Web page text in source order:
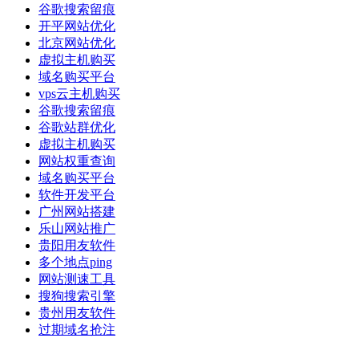
谷歌搜索留痕
开平网站优化
北京网站优化
虚拟主机购买
域名购买平台
vps云主机购买
谷歌搜索留痕
谷歌站群优化
虚拟主机购买
网站权重查询
域名购买平台
软件开发平台
广州网站搭建
乐山网站推广
贵阳用友软件
多个地点ping
网站测速工具
搜狗搜索引擎
贵州用友软件
过期域名抢注